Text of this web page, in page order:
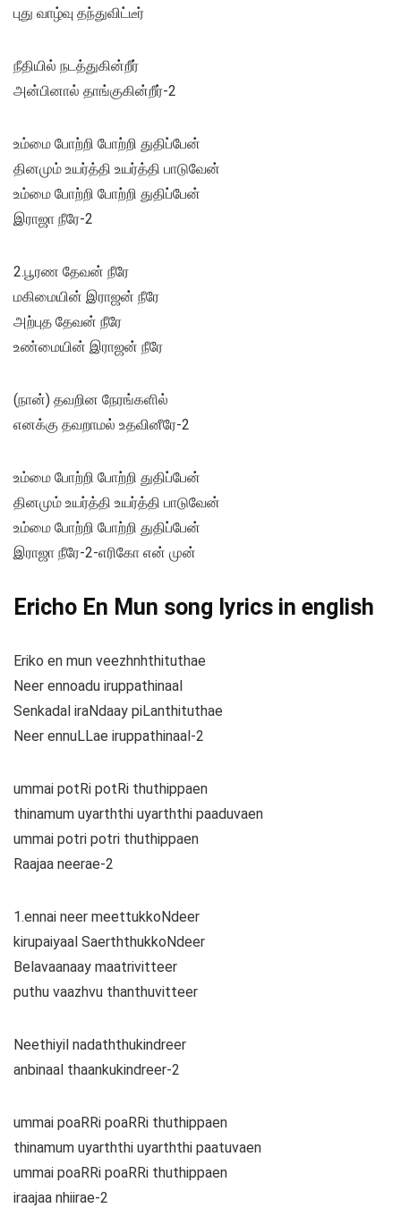
புது வாழ்வு தந்துவிட்டீர்
நீதியில் நடத்துகின்றீர்
அன்பினால் தாங்குகின்றீர்-2
உம்மை போற்றி போற்றி துதிப்பேன்
தினமும் உயர்த்தி உயர்த்தி பாடுவேன்
உம்மை போற்றி போற்றி துதிப்பேன்
இராஜா நீரே-2
2.பூரண தேவன் நீரே
மகிமையின் இராஜன் நீரே
அற்புத தேவன் நீரே
உண்மையின் இராஜன் நீரே
(நான்) தவறின நேரங்களில்
எனக்கு தவறாமல் உதவினீரே-2
உம்மை போற்றி போற்றி துதிப்பேன்
தினமும் உயர்த்தி உயர்த்தி பாடுவேன்
உம்மை போற்றி போற்றி துதிப்பேன்
இராஜா நீரே-2-எரிகோ என் முன்
Ericho En Mun song lyrics in english
Eriko en mun veezhnhthituthae
Neer ennoadu iruppathinaal
Senkadal iraNdaay piLanthituthae
Neer ennuLLae iruppathinaal-2
ummai potRi potRi thuthippaen
thinamum uyarththi uyarththi paaduvaen
ummai potri potri thuthippaen
Raajaa neerae-2
1.ennai neer meettukkoNdeer
kirupaiyaal SaerththukkoNdeer
Belavaanaay maatrivitteer
puthu vaazhvu thanthuvitteer
Neethiyil nadaththukindreer
anbinaal thaankukindreer-2
ummai poaRRi poaRRi thuthippaen
thinamum uyarththi uyarththi paatuvaen
ummai poaRRi poaRRi thuthippaen
iraajaa nhiirae-2